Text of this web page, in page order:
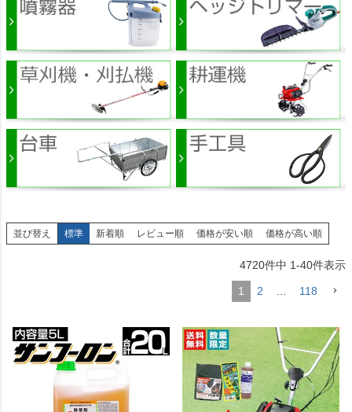
並び替え 標準 新着順 レビュー順 価格が安い順 価格が高い順
4720件中 1-40件表示
1 2 118